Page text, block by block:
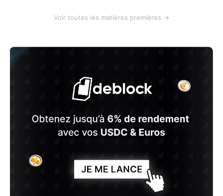
Voir toutes les matières premières →